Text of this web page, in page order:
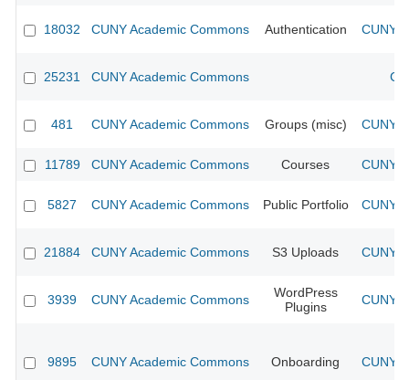
18032 CUNY Academic Commons Authentication CUNY
25231 CUNY Academic Commons
481 CUNY Academic Commons Groups (misc) CUNY
11789 CUNY Academic Commons Courses CUNY
5827 CUNY Academic Commons Public Portfolio CUNY
21884 CUNY Academic Commons S3 Uploads CUNY
3939 CUNY Academic Commons
WordPress
Plugins
CUNY
9895 CUNY Academic Commons Onboarding CUNY